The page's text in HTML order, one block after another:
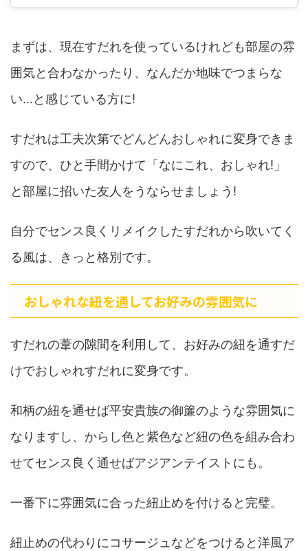
まずは、現在すだれを使っているけれども部屋の雰
囲気と合わなかったり、なんだか地味でつまらな
い…と感じている方に!
すだれは工夫次第でどんどんおしゃれに変身できま
すので、ひと手間かけて「なにこれ、おしゃれ!」
と部屋に招いた友人をうならせましょう!
自分でセンス良くリメイクしたすだれから吹いてく
る風は、きっと格別です。
おしゃれな紐を通してお好みの雰囲気に
すだれの葦の隙間を利用して、お好みの紐を通すだ
けでおしゃれすだれに変身です。
和柄の紐を通せば平安貴族の御簾のような雰囲気に
なりますし、からし色と紫色など紐の色を組み合わ
せてセンス良く通せばアジアンテイストにも。
一番下に雰囲気に合った紐止めを付けると完璧。
紐止めの代わりにコサージュなどをつけると洋風ア